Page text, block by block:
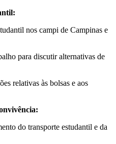
nos campi de Campinas e
para discutir alternativas de
relativas às bolsas e aos
do transporte estudantil e da